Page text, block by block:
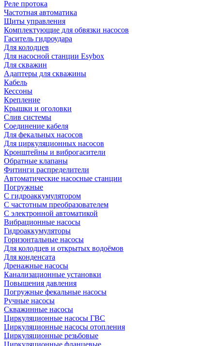
Реле протока
Частотная автоматика
Щиты управления
Комплектующие для обвязки насосов
Гаситель гидроудара
Для колодцев
Для насосной станции Esybox
Для скважин
Адаптеры для скважины
Кабель
Кессоны
Крепление
Крышки и оголовки
Слив системы
Соединение кабеля
Для фекальных насосов
Для циркуляционных насосов
Кронштейны и виброгасители
Обратные клапаны
Фитинги распределители
Автоматические насосные станции
Погружные
С гидроаккумулятором
С частотным преобразователем
С электронной автоматикой
Вибрационные насосы
Гидроаккумуляторы
Горизонтальные насосы
Для колодцев и открытых водоёмов
Для конденсата
Дренажные насосы
Канализационные установки
Повышения давления
Погружные фекальные насосы
Ручные насосы
Скважинные насосы
Циркуляционные насосы ГВС
Циркуляционные насосы отопления
Циркуляционные резьбовые
Циркуляционные фланцевые